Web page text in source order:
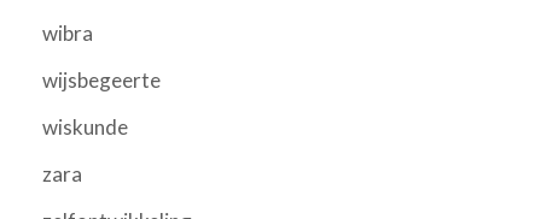
wibra
wijsbegeerte
wiskunde
zara